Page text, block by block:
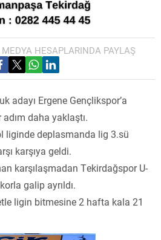
HESAPLARINDA PAYLAŞ
adayı Ergene Gençlikspor’a
daha yaklaştı.
liginde deplasmanda lig 3.sü
karşıya geldi.
karşılaşmadan Tekirdağspor U-
galip ayrıldı.
ligin bitmesine 2 hafta kala 21